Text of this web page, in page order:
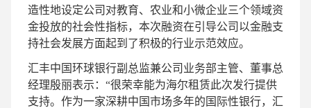
造性地设定公司对教育、农业和小微企业三个领域资
金投放的社会性指标，本次融资在引导公司以金融支
持社会发展方面起到了积极的行业示范效应。
汇丰中国环球银行副总监兼公司业务部主管、董事总
经理殷丽表示：“很荣幸能为海尔租赁此次发行提供
支持。作为一家深耕中国市场多年的国际性银行，汇